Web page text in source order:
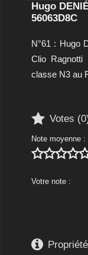
Hugo
56063D8C
N°61 : Hugo
Clio
classe N3 au
 Votes (0
Note moyenne :

Votre note :
